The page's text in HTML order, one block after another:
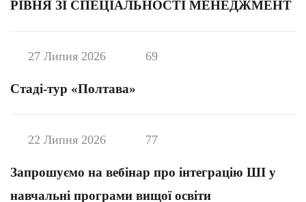
РІВНЯ ЗІ СПЕЦІАЛЬНОСТІ МЕНЕДЖМЕНТ
27 Липня 2026 69
Стаді-тур «Полтава»
22 Липня 2026 77
Запрошуємо на вебінар про інтеграцію ШІ у
навчальні програми вищої освіти